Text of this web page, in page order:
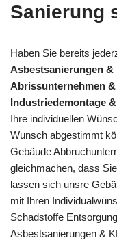
Sanierung
Haben Sie bereits
Asbestsanierungen
Abrissunternehmen
Industriedemontage
Ihre individuellen
Wunsch abgestimmt
Gebäude
gleichmachen, dass
lassen sich unsre
mit Ihren
Schadstoffe
Asbestsanierungen &